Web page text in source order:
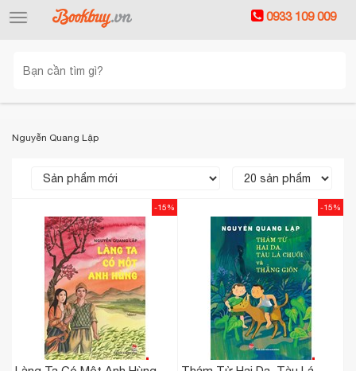
Toggle
0933 109 009
Nguyễn Quang Lập
-15% -15%